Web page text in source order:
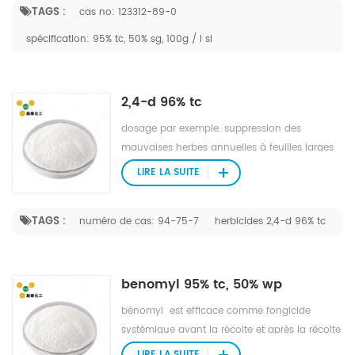
formulation ae; dp; ec; ew; oe; ul; pétrole.
amp; livraison petit emballage liquide 5l /
bouteille, 50ml / bouteille etc. poudre Sac 1kg
/ alu, sac 500g / alu, sac 200g / alu, sac 100g
/ alu, sac 50g / alu, sac 15g / alu etc.
TAGS :
cas no: 123312-89-0
spécification: 95% tc, 50% sg, 100g / l sl
2,4-d 96% tc
dosage par exemple. suppression des
mauvaises herbes annuelles à feuilles larges
sur le blé d'hiver: 216 ~ 288g a.i./ha. dosage
spécifique dépend de la situation différente.
le feuillage
TAGS : numéro de cas: 94-75-7 herbicides 2,4-d 96% tc
LIRE LA SUITE
benomyl 95% tc, 50% wp
bénomyl est efficace comme fongicide
systémique avant la récolte et après la récolte
traitement de trempe ou de poussière pour la